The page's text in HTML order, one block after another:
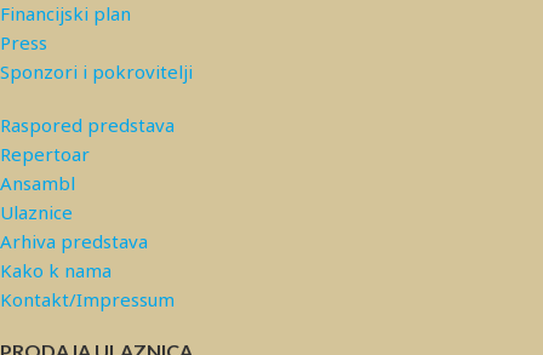
Financijski plan
Press
Sponzori i pokrovitelji
Raspored predstava
Repertoar
Ansambl
Ulaznice
Arhiva predstava
Kako k nama
Kontakt/Impressum